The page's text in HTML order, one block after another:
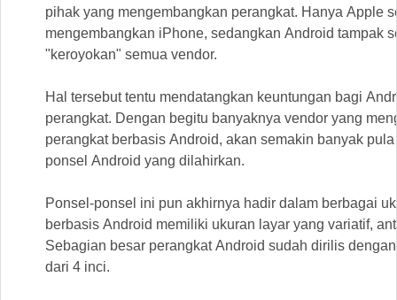
pihak yang mengembangkan perangkat. Hanya Apple
mengembangkan iPhone, sedangkan Android tampak
"keroyokan" semua vendor.
Hal tersebut tentu mendatangkan keuntungan bagi
perangkat. Dengan begitu banyaknya vendor yang
perangkat berbasis Android, akan semakin banyak
ponsel Android yang dilahirkan.
Ponsel-ponsel ini pun akhirnya hadir dalam berbagai
berbasis Android memiliki ukuran layar yang variatif,
Sebagian besar perangkat Android sudah dirilis
dari 4 inci.